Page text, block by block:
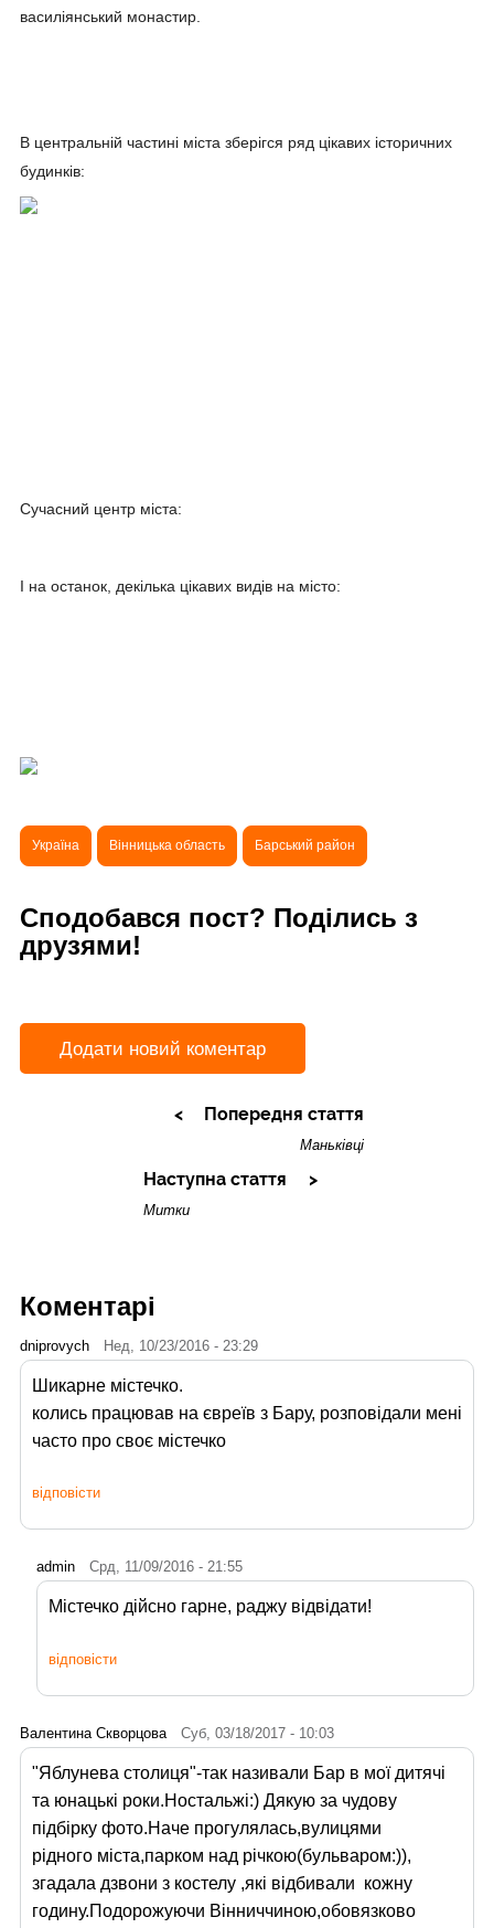
василіянський монастир.
В центральній частині міста зберігся ряд цікавих історичних
будинків:
Сучасний центр міста:
І на останок, декілька цікавих видів на місто:
Україна Вінницька область Барський район
Сподобався пост? Поділись з
друзями!
Додати новий коментар
Попередня стаття
Маньківці
Наступна стаття
Митки
Коментарі
dniprovych Нед, 10/23/2016 - 23:29
Шикарне містечко.
колись працював на євреїв з Бару, розповідали мені
часто про своє містечко
відповісти
admin Срд, 11/09/2016 - 21:55
Містечко дійсно гарне, раджу відвідати!
відповісти
Валентина Скворцова Суб, 03/18/2017 - 10:03
"Яблунева столиця"-так називали Бар в мої дитячі
та юнацькі роки.Ностальжі:) Дякую за чудову
підбірку фото.Наче прогулялась,вулицями
рідного міста,парком над річкою(бульваром:)),
згадала дзвони з костелу ,які відбивали кожну
годину.Подорожуючи Вінниччиною,обовязково